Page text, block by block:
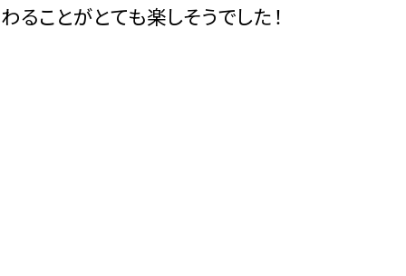
ることがとても楽しそうでした！